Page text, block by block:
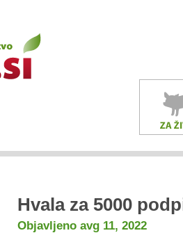
Hvala za 5000
Objavljeno avg 11, 2022